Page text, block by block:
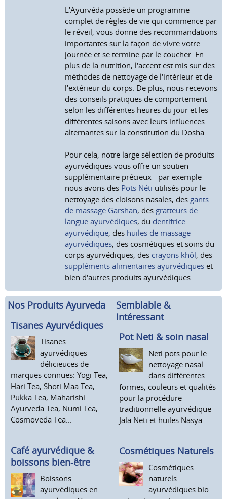
L'Ayurvéda possède un programme
complet de règles de vie qui commence par
le réveil, vous donne des recommandations
importantes sur la façon de vivre votre
journée et se termine par le coucher. En
plus de la nutrition, l'accent est mis sur des
méthodes de nettoyage de l'intérieur et de
l'extérieur du corps. De plus, nous recevons
des conseils pratiques de comportement
selon les différentes heures du jour et les
différentes saisons avec leurs influences
alternantes sur la constitution du Dosha.
Pour cela, notre large sélection de produits
ayurvédiques vous offre un soutien
supplémentaire précieux - par exemple
nous avons des Pots Néti utilisés pour le
nettoyage des cloisons nasales, des gants
de massage Garshan, des gratteurs de
langue ayurvédiques, du dentifrice
ayurvédique, des huiles de massage
ayurvédiques, des cosmétiques et soins du
corps ayurvédiques, des crayons khôl, des
suppléments alimentaires ayurvédiques et
bien d'autres produits ayurvédiques.
Nos Produits Ayurveda
Tisanes Ayurvédiques
Tisanes
ayurvédiques
délicieuces de
marques connues: Yogi Tea,
Hari Tea, Shoti Maa Tea,
Pukka Tea, Maharishi
Ayurveda Tea, Numi Tea,
Cosmoveda Tea...
Café ayurvédique &
boissons bien-être
Boissons
ayurvédiques en
Semblable &
Intéressant
Pot Neti & soin nasal
Neti pots pour le
nettoyage nasal
dans différentes
formes, couleurs et qualités
pour la procédure
traditionnelle ayurvédique
Jala Neti et huiles Nasya.
Cosmétiques Naturels
Cosmétiques
naturels
ayurvédiques bio: